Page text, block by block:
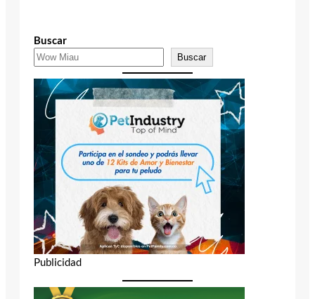
Buscar
Buscar
Publicidad